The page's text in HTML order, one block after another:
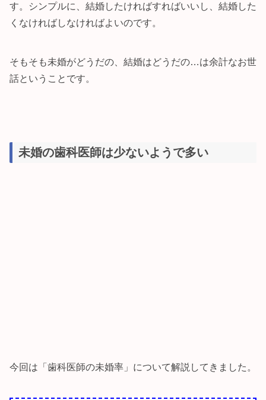
す。シンプルに、結婚したければすればいいし、結婚した
くなければしなければよいのです。
そもそも未婚がどうだの、結婚はどうだの…は余計なお世
話ということです。
未婚の歯科医師は少ないようで多い
今回は「歯科医師の未婚率」について解説してきました。